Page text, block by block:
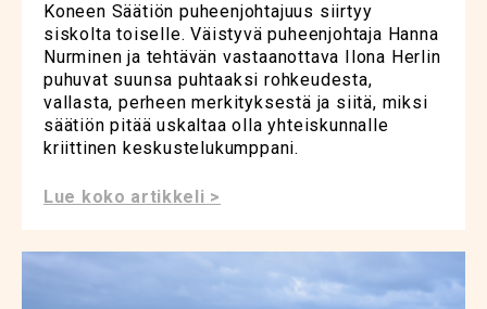
Koneen Säätiön puheenjohtajuus siirtyy
siskolta toiselle. Väistyvä puheenjohtaja Hanna
Nurminen ja tehtävän vastaanottava Ilona Herlin
puhuvat suunsa puhtaaksi rohkeudesta,
vallasta, perheen merkityksestä ja siitä, miksi
säätiön pitää uskaltaa olla yhteiskunnalle
kriittinen keskustelukumppani.
Lue koko artikkeli >